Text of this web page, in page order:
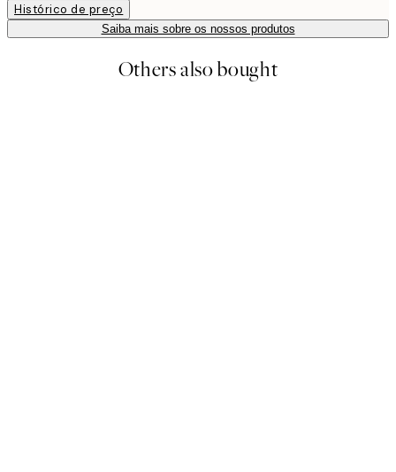
Histórico de preço
Saiba mais sobre os nossos produtos
Others also bought